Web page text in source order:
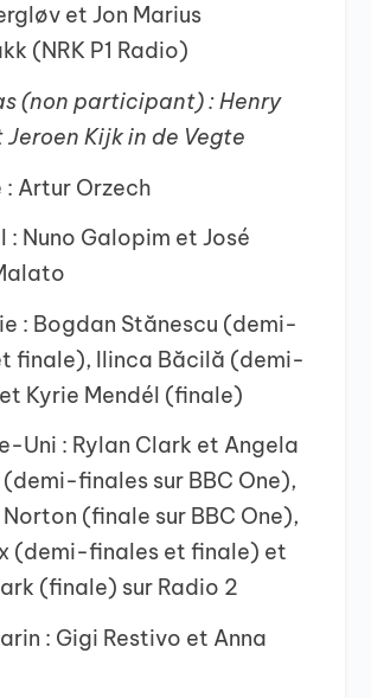
et Jon Marius
(NRK P1 Radio)
(non participant) : Henry
Kijk in de Vegte
: Artur Orzech
: Nuno Galopim et José
: Bogdan Stănescu (demi-
finale), Ilinca Băcilă (demi-
Kyrie Mendél (finale)
Uni : Rylan Clark et Angela
finales sur BBC One),
(finale sur BBC One),
(demi-finales et finale) et
(finale) sur Radio 2
: Gigi Restivo et Anna